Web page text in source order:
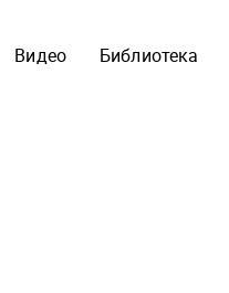
Видео Библиотека